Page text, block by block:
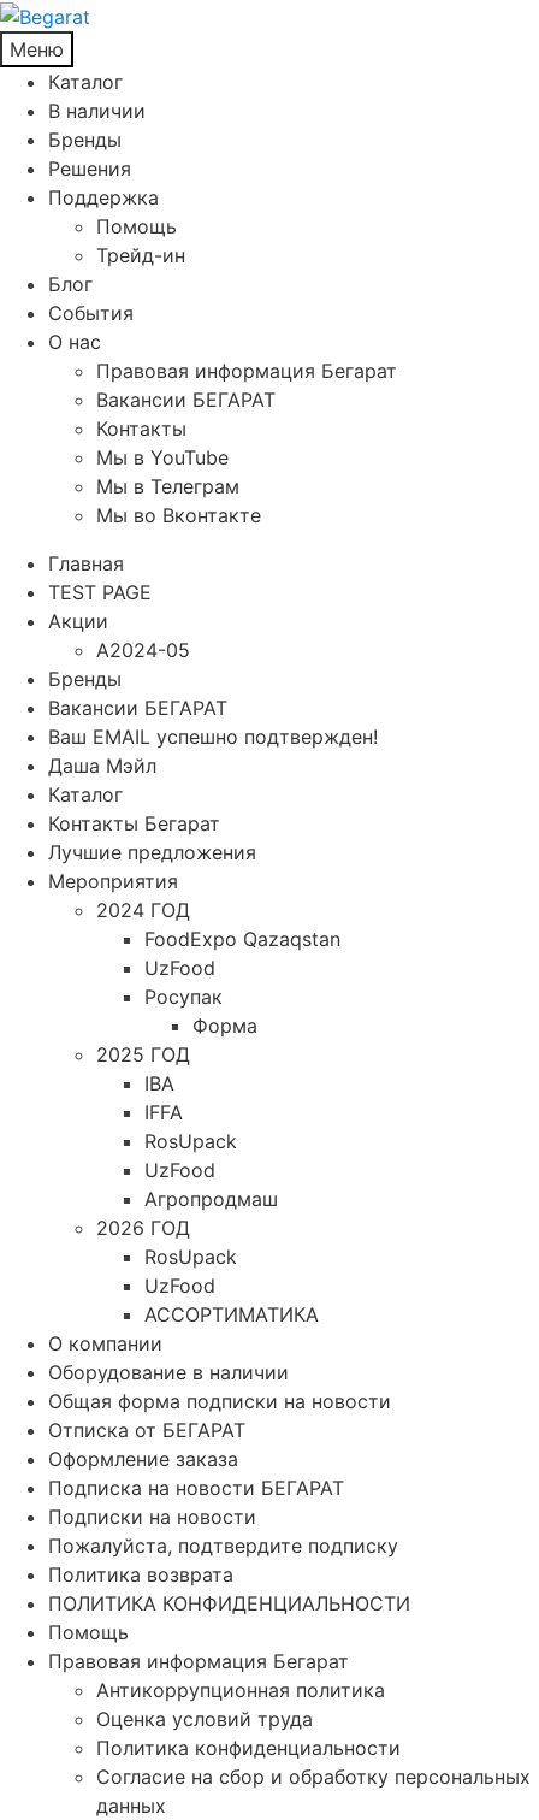
Меню
Каталог
В наличии
Бренды
Решения
Поддержка
Помощь
Трейд-ин
Блог
События
О нас
Правовая информация Бегарат
Вакансии БЕГАРАТ
Контакты
Мы в YouTube
Мы в Телеграм
Мы во Вконтакте
Главная
TEST PAGE
Акции
A2024-05
Бренды
Вакансии БЕГАРАТ
Ваш EMAIL успешно подтвержден!
Даша Мэйл
Каталог
Контакты Бегарат
Лучшие предложения
Мероприятия
2024 ГОД
FoodExpo Qazaqstan
UzFood
Росупак
Форма
2025 ГОД
IBA
IFFA
RosUpack
UzFood
Агропродмаш
2026 ГОД
RosUpack
UzFood
АССОРТИМАТИКА
О компании
Оборудование в наличии
Общая форма подписки на новости
Отписка от БЕГАРАТ
Оформление заказа
Подписка на новости БЕГАРАТ
Подписки на новости
Пожалуйста, подтвердите подписку
Политика возврата
ПОЛИТИКА КОНФИДЕНЦИАЛЬНОСТИ
Помощь
Правовая информация Бегарат
Антикоррупционная политика
Оценка условий труда
Политика конфиденциальности
Согласие на сбор и обработку персональных
данных